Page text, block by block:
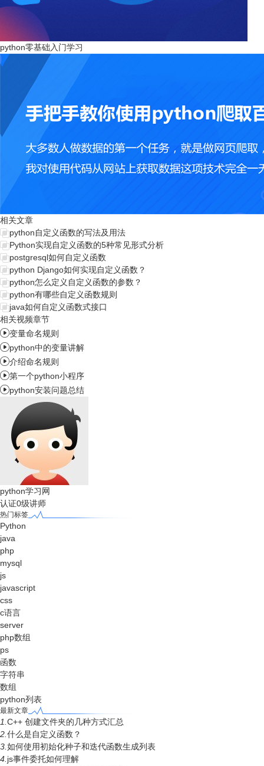
python零基础入门学习
相关文章
python自定义函数的写法及用法
Python实现自定义函数的5种常见形式分析
postgresql如何自定义函数
python Django如何实现自定义函数？
python怎么定义自定义函数的参数？
python有哪些自定义函数规则
java如何自定义函数式接口
相关视频章节
变量命名规则
python中的变量讲解
介绍命名规则
第一个python小程序
python安装问题总结
python学习网
认证0级讲师
热门标签
Python
java
php
mysql
js
javascript
css
c语言
server
php数组
ps
函数
字符串
数组
python列表
最新文章
1. C++ 创建文件夹的几种方式汇总
2. 什么是自定义函数？
3. 如何使用初始化种子和迭代函数生成列表
4. js事件委托如何理解